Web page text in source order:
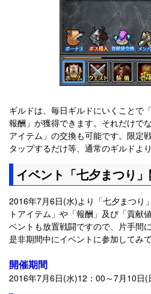
ギルドは、毎日ギルドにいくことで
報酬」が獲得できます。それだけで
アイテム」の交換も可能です。限定
タップするだけ等、通常のギルドよ
イベント「七夕まつり」
2016年7月6日(水)より「七夕まつり
トアイテム」や「報酬」及び「貢献
ベントも放置戦闘ですので、片手間
是非期間中にイベントに参加してみ
開催期間
2016年7月6日(水)12：00～7月10日(